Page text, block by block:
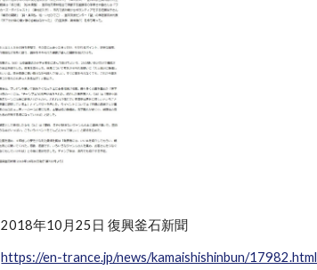
2018年10月25日 復興釜石新聞
https://en-trance.jp/news/kamaishishinbun/17982.html